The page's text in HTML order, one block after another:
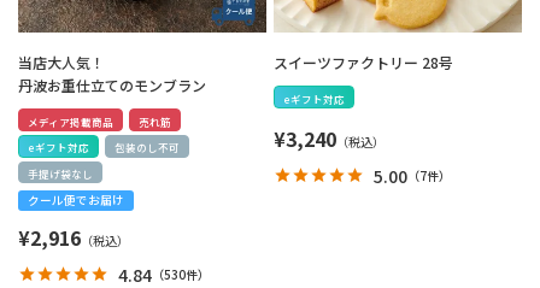
当店大人気！
丹波お重仕立てのモンブラン
メディア掲載商品
売れ筋
eギフト対応
包装のし不可
手提げ袋なし
クール便でお届け
¥2,916
4.84 （530件）
スイーツファクトリー 28号
eギフト対応
¥3,240
5.00 （7件）